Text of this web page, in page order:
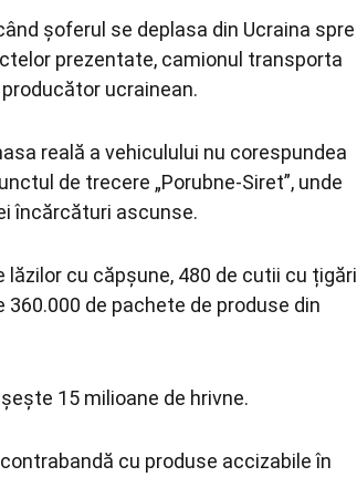
șoferul se deplasa din Ucraina spre
prezentate, camionul transporta
ucrainean.
reală a vehiculului nu corespundea
de trecere „Porubne-Siret”, unde
încărcături ascunse.
cu căpșune, 480 de cutii cu țigări
de pachete de produse din
15 milioane de hrivne.
cu produse accizabile în